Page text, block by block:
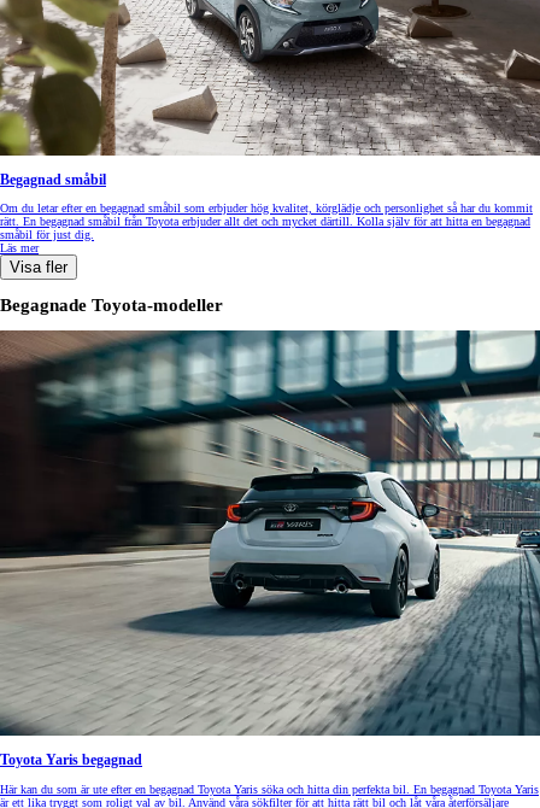
Begagnad småbil
Om du letar efter en begagnad småbil som erbjuder hög kvalitet, körglädje och personlighet så har du kommit
rätt. En begagnad småbil från Toyota erbjuder allt det och mycket därtill. Kolla själv för att hitta en begagnad
småbil för just dig.
Läs mer
Visa fler
Begagnade Toyota-modeller
Toyota Yaris begagnad
Här kan du som är ute efter en begagnad Toyota Yaris söka och hitta din perfekta bil. En begagnad Toyota Yaris
är ett lika tryggt som roligt val av bil. Använd våra sökfilter för att hitta rätt bil och låt våra återförsäljare